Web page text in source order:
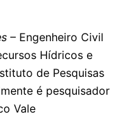
– Engenheiro Civil
Hídricos e
de Pesquisas
é pesquisador
Vale